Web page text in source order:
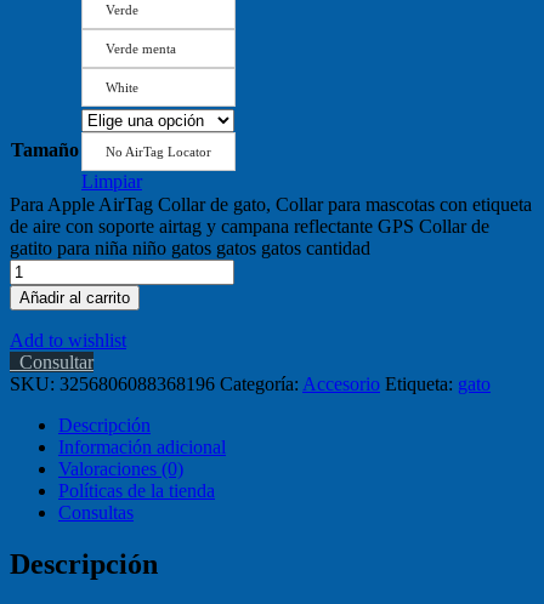
Verde
Verde menta
White
Tamaño No AirTag Locator
Limpiar
Para Apple AirTag Collar de gato, Collar para mascotas con etiqueta
de aire con soporte airtag y campana reflectante GPS Collar de
gatito para niña niño gatos gatos gatos cantidad
Añadir al carrito
Add to wishlist
Consultar
SKU: 3256806088368196 Categoría: Accesorio Etiqueta: gato
Descripción
Información adicional
Valoraciones (0)
Políticas de la tienda
Consultas
Descripción